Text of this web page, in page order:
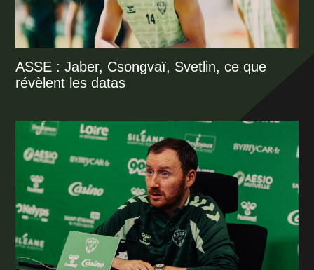
ASSE : Jaber, Csongvaï, Svetlin, ce que
révèlent les datas